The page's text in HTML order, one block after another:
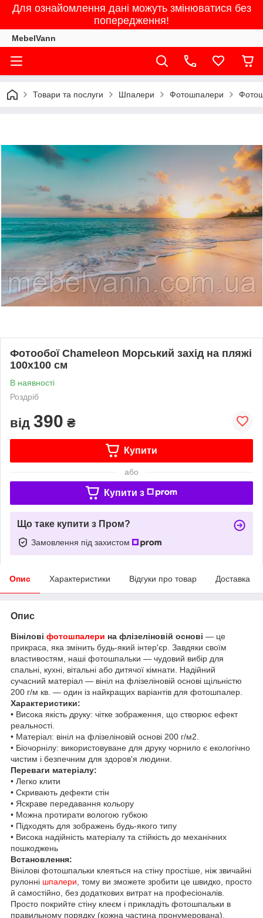
Для ознайомлення дані можуть змінюватися без
попередження!
MebelVann
Товари та послуги Шпалери Фотошпалери
Фотообої Chameleon Морський захід на пляжі
100х100 см
В наявності
Роздріб
від 390 ₴
Купити
або
Купити з
Що таке купити з Пром?
Замовлення під захистом
Опис Характеристики Відгуки про товар Доставка
Опис
Вінілові фотошпалери на флізеліновій основі — це
прикраса, яка змінить будь-який інтер'єр. Завдяки своїм
властивостям, наші фотошпальки — чудовий вибір для
спальні, кухні, вітальні або дитячої кімнати. Надійний
сучасний матеріал — вініл на флізеліновій основі щільністю
200 г/м кв. — один із найкращих варіантів для фотошпалер.
Характеристики:
• Висока якість друку: чітке зображення, що створює ефект
реальності.
• Матеріал: вініл на флізеліновій основі 200 г/м2.
• Біочорнілу: використовуване для друку чорнило є екологічно
чистим і безпечним для здоров'я людини.
Переваги матеріалу:
• Легко клити
• Скривають дефекти стін
• Яскраве передавання кольору
• Можна протирати вологою губкою
• Підходять для зображень будь-якого типу
• Висока надійність матеріалу та стійкість до механічних
пошкоджень
Встановлення:
Вінілові фотошпальки клеяться на стіну простіше, ніж звичайні
рулонні шпалери , тому ви зможете зробити це швидко, просто
й самостійно, без додаткових витрат на професіоналів.
Просто покрийте стіну клеєм і прикладіть фотошпальки в
правильному порядку (кожна частина пронумерована).